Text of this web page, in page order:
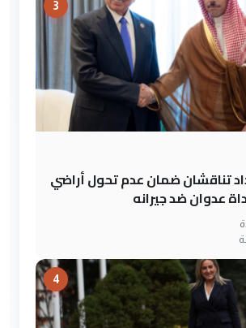
3
تناقشان ضمان عدم تحول أراضي
عدوان ضد جيرانه
4